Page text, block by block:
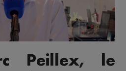
Peillex, le